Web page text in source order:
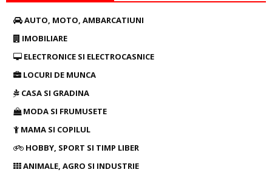
AUTO, MOTO, AMBARCATIUNI
IMOBILIARE
ELECTRONICE SI ELECTROCASNICE
LOCURI DE MUNCA
CASA SI GRADINA
MODA SI FRUMUSETE
MAMA SI COPILUL
HOBBY, SPORT SI TIMP LIBER
ANIMALE, AGRO SI INDUSTRIE